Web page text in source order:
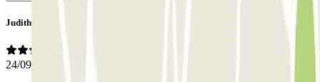
Judith
24/09/2024